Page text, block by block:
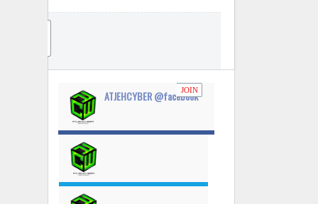
ATJEHCYBER @facebook
JOIN